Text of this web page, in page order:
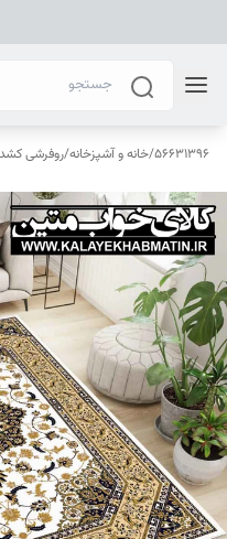
56631396
/خانه و آشپزخانه/روفرشی